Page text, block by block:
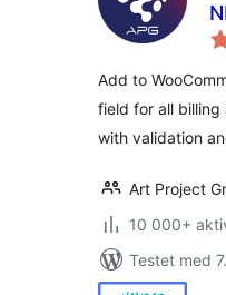
Add to
field for all billing
with validation
Art Project
10 000+
Testet med